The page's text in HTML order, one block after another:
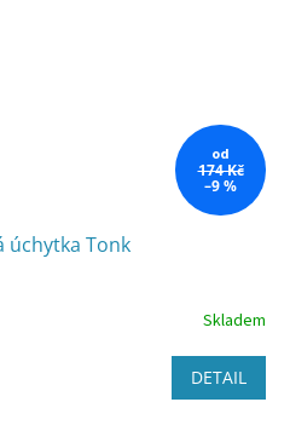
od
174 Kč
–9 %
úchytka Tonk
Skladem
DETAIL